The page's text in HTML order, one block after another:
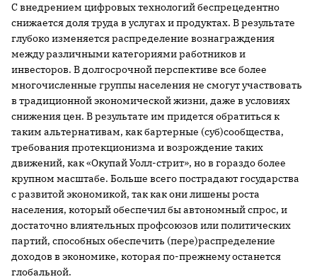
С внедрением цифровых технологий беспрецедентно
снижается доля труда в услугах и продуктах. В результате
глубоко изменяется распределение вознаграждения
между различными категориями работников и
инвесторов. В долгосрочной перспективе все более
многочисленные группы населения не смогут участвовать
в традиционной экономической жизни, даже в условиях
снижения цен. В результате им придется обратиться к
таким альтернативам, как бартерные (суб)сообщества,
требования протекционизма и возрождение таких
движений, как «Окупай Уолл-стрит», но в гораздо более
крупном масштабе. Больше всего пострадают государства
с развитой экономикой, так как они лишены роста
населения, который обеспечил бы автономный спрос, и
достаточно влиятельных профсоюзов или политических
партий, способных обеспечить (пере)распределение
доходов в экономике, которая по-прежнему останется
глобальной.